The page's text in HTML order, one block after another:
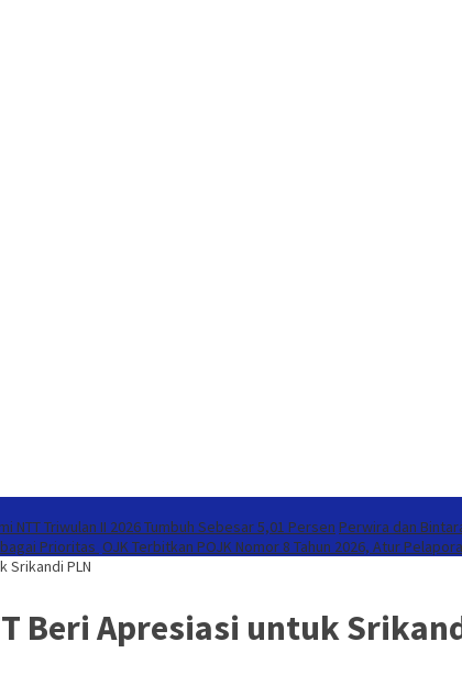
NTT Triwulan II 2026 Tumbuh Sebesar 5,01 Persen Perwira dan
Prioritas OJK Terbitkan POJK Nomor 8 Tahun 2026, Atur
Srikandi PLN
Beri Apresiasi untuk